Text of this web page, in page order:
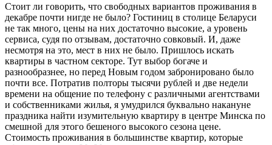
Стоит ли говорить, что свободных вариантов проживания в
декабре почти нигде не было? Гостиниц в столице Беларуси
не так много, цены на них достаточно высокие, а уровень
сервиса, судя по отзывам, достаточно совковый. И, даже
несмотря на это, мест в них не было. Пришлось искать
квартиры в частном секторе. Тут выбор богаче и
разнообразнее, но перед Новым годом забронировано было
почти все. Потратив полторы тысячи рублей и две недели
времени на общение по телефону с различными агентствами
и собственниками жилья, я умудрился буквально накануне
праздника найти изумительную квартиру в центре Минска по
смешной для этого бешеного высокого сезона цене.
Стоимость проживания в большинстве квартир, которые